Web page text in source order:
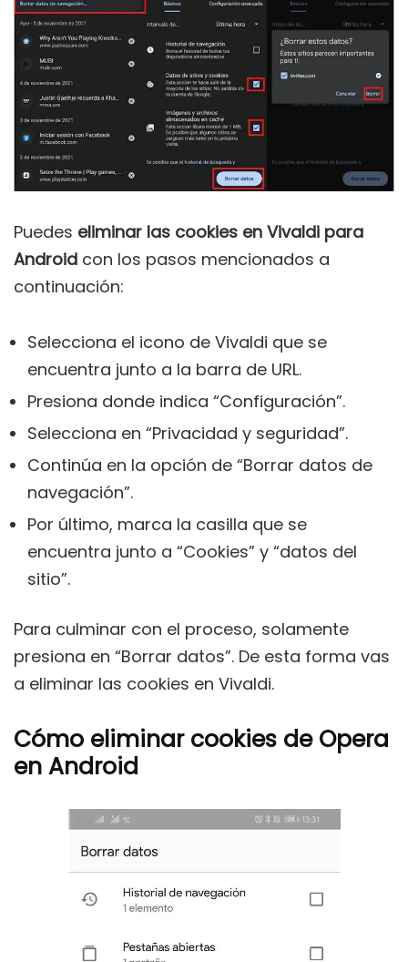
Puedes eliminar las cookies en Vivaldi para
Android con los pasos mencionados a
continuación:
Selecciona el icono de Vivaldi que se
encuentra junto a la barra de URL.
Presiona donde indica “Configuración”.
Selecciona en “Privacidad y seguridad”.
Continúa en la opción de “Borrar datos de
navegación”.
Por último, marca la casilla que se
encuentra junto a “Cookies” y “datos del
sitio”.
Para culminar con el proceso, solamente
presiona en “Borrar datos”. De esta forma vas
a eliminar las cookies en Vivaldi.
Cómo eliminar cookies de Opera
en Android